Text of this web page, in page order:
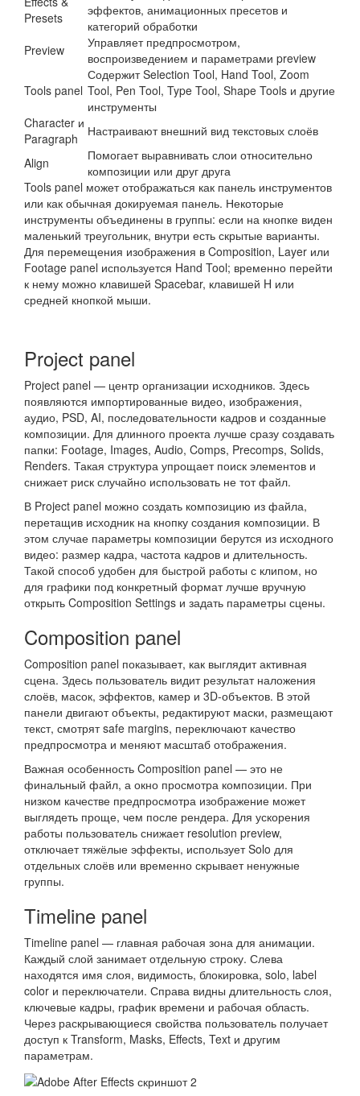
Presets
эффектов, анимационных пресетов и
категорий обработки
Preview
Управляет предпросмотром,
воспроизведением и параметрами preview
Tools panel
Содержит Selection Tool, Hand Tool, Zoom
Tool, Pen Tool, Type Tool, Shape Tools и другие
инструменты
Character и
Paragraph
Настраивают внешний вид текстовых слоёв
Align
Помогает выравнивать слои относительно
композиции или друг друга
Tools panel может отображаться как панель инструментов
или как обычная докируемая панель. Некоторые
инструменты объединены в группы: если на кнопке виден
маленький треугольник, внутри есть скрытые варианты.
Для перемещения изображения в Composition, Layer или
Footage panel используется Hand Tool; временно перейти
к нему можно клавишей Spacebar, клавишей H или
средней кнопкой мыши.
Project panel
Project panel — центр организации исходников. Здесь
появляются импортированные видео, изображения,
аудио, PSD, AI, последовательности кадров и созданные
композиции. Для длинного проекта лучше сразу создавать
папки: Footage, Images, Audio, Comps, Precomps, Solids,
Renders. Такая структура упрощает поиск элементов и
снижает риск случайно использовать не тот файл.
В Project panel можно создать композицию из файла,
перетащив исходник на кнопку создания композиции. В
этом случае параметры композиции берутся из исходного
видео: размер кадра, частота кадров и длительность.
Такой способ удобен для быстрой работы с клипом, но
для графики под конкретный формат лучше вручную
открыть Composition Settings и задать параметры сцены.
Composition panel
Composition panel показывает, как выглядит активная
сцена. Здесь пользователь видит результат наложения
слоёв, масок, эффектов, камер и 3D-объектов. В этой
панели двигают объекты, редактируют маски, размещают
текст, смотрят safe margins, переключают качество
предпросмотра и меняют масштаб отображения.
Важная особенность Composition panel — это не
финальный файл, а окно просмотра композиции. При
низком качестве предпросмотра изображение может
выглядеть проще, чем после рендера. Для ускорения
работы пользователь снижает resolution preview,
отключает тяжёлые эффекты, использует Solo для
отдельных слоёв или временно скрывает ненужные
группы.
Timeline panel
Timeline panel — главная рабочая зона для анимации.
Каждый слой занимает отдельную строку. Слева
находятся имя слоя, видимость, блокировка, solo, label
color и переключатели. Справа видны длительность слоя,
ключевые кадры, график времени и рабочая область.
Через раскрывающиеся свойства пользователь получает
доступ к Transform, Masks, Effects, Text и другим
параметрам.